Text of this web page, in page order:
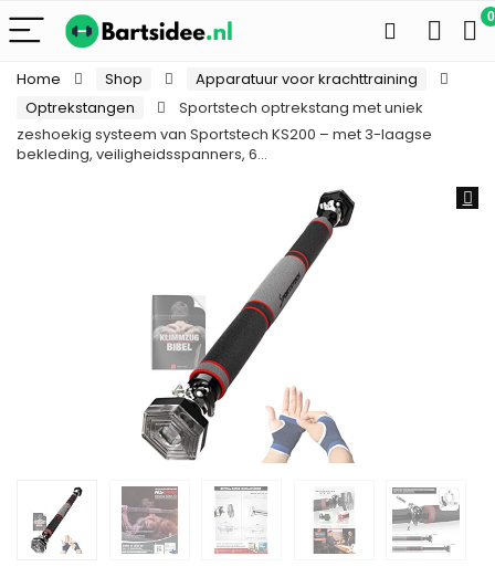
0
Home Shop
Apparatuur voor krachttraining
Optrekstangen
Sportstech optrekstang met uniek
zeshoekig systeem van Sportstech KS200 – met 3-laagse
bekleding, veiligheidsspanners, 6…